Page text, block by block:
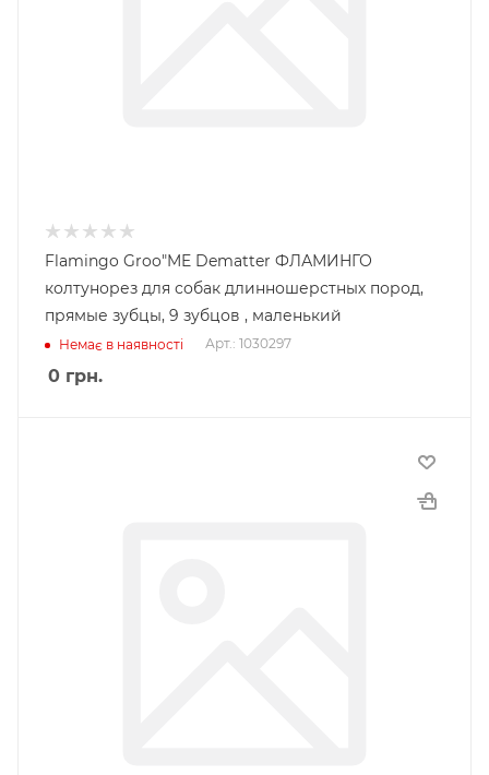
Flamingo Groo"ME Dematter ФЛАМИНГО
колтунорез для собак длинношерстных пород,
прямые зубцы, 9 зубцов , маленький
Немає в наявності Арт.: 1030297
0 грн.